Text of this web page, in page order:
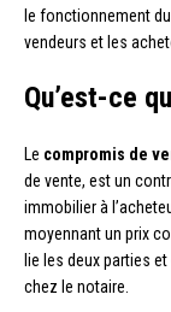
le fonctionnement
vendeurs et les
Qu’est-ce
Le compromis de
de vente, est un
immobilier à
moyennant un prix
lie les deux parties
chez le notaire.